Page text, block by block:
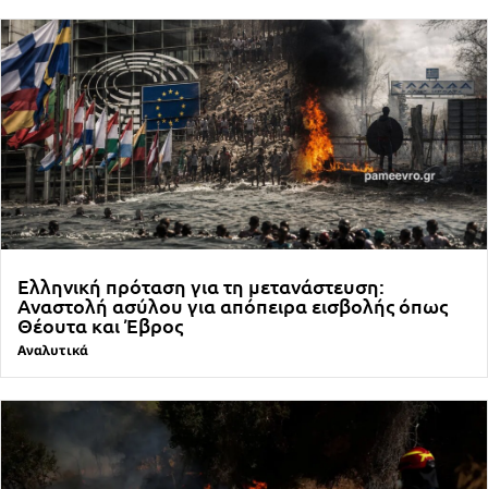
Ελληνική πρόταση για τη μετανάστευση:
Αναστολή ασύλου για απόπειρα εισβολής όπως
Θέουτα και Έβρος
Αναλυτικά